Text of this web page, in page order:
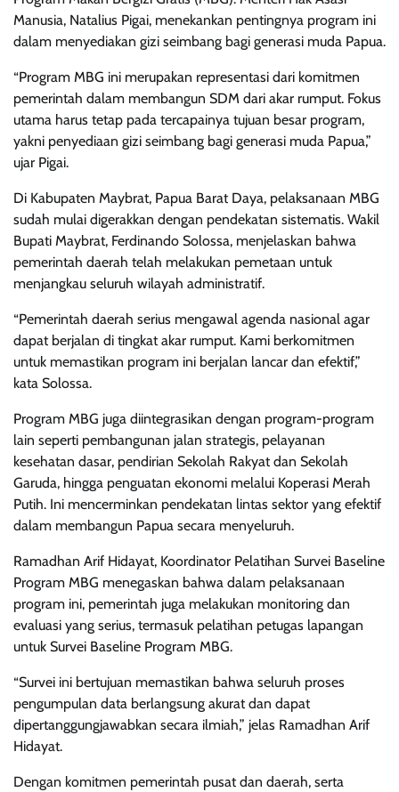
Manusia, Natalius Pigai, menekankan pentingnya program ini
dalam menyediakan gizi seimbang bagi generasi muda Papua.
“Program MBG ini merupakan representasi dari komitmen
pemerintah dalam membangun SDM dari akar rumput. Fokus
utama harus tetap pada tercapainya tujuan besar program,
yakni penyediaan gizi seimbang bagi generasi muda Papua,”
ujar Pigai.
Di Kabupaten Maybrat, Papua Barat Daya, pelaksanaan MBG
sudah mulai digerakkan dengan pendekatan sistematis. Wakil
Bupati Maybrat, Ferdinando Solossa, menjelaskan bahwa
pemerintah daerah telah melakukan pemetaan untuk
menjangkau seluruh wilayah administratif.
“Pemerintah daerah serius mengawal agenda nasional agar
dapat berjalan di tingkat akar rumput. Kami berkomitmen
untuk memastikan program ini berjalan lancar dan efektif,”
kata Solossa.
Program MBG juga diintegrasikan dengan program-program
lain seperti pembangunan jalan strategis, pelayanan
kesehatan dasar, pendirian Sekolah Rakyat dan Sekolah
Garuda, hingga penguatan ekonomi melalui Koperasi Merah
Putih. Ini mencerminkan pendekatan lintas sektor yang efektif
dalam membangun Papua secara menyeluruh.
Ramadhan Arif Hidayat, Koordinator Pelatihan Survei Baseline
Program MBG menegaskan bahwa dalam pelaksanaan
program ini, pemerintah juga melakukan monitoring dan
evaluasi yang serius, termasuk pelatihan petugas lapangan
untuk Survei Baseline Program MBG.
“Survei ini bertujuan memastikan bahwa seluruh proses
pengumpulan data berlangsung akurat dan dapat
dipertanggungjawabkan secara ilmiah,” jelas Ramadhan Arif
Hidayat.
Dengan komitmen pemerintah pusat dan daerah, serta